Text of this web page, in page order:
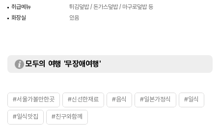
취급메뉴
튀김덮밥 / 돈가스덮밥 / 마구로덮밥 등
화장실
있음
모두의 여행 '무장애여행'
#서울가볼만한곳 #신선한재료 #음식 #일본가정식 #일식
#일식맛집 #친구와함께